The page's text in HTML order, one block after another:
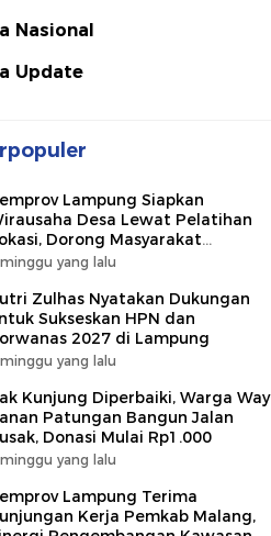
Nasional
Update
Lampung Siapkan
Desa Lewat Pelatihan
Dorong Masyarakat
Lapangan Kerja
yang lalu
Zulhas Nyatakan Dukungan
Sukseskan HPN dan
2027 di Lampung
yang lalu
Kunjung Diperbaiki, Warga Way
Patungan Bangun Jalan
Donasi Mulai Rp1.000
yang lalu
Lampung Terima
Kerja Pemkab Malang,